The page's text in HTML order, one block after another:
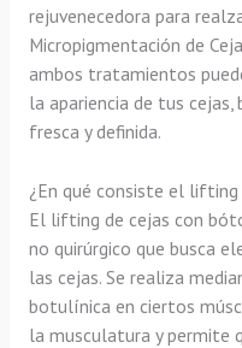
rejuvenecedora para
Micropigmentación de
ambos tratamientos
la apariencia de tus
fresca y definida.
¿En qué consiste el
El lifting de cejas con
no quirúrgico que busca
las cejas. Se realiza
botulínica en ciertos
la musculatura y permite